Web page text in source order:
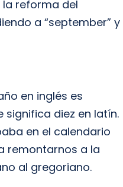
reforma del
a “september” y
en inglés es
significa diez en latín.
en el calendario
remontarnos a la
al gregoriano.